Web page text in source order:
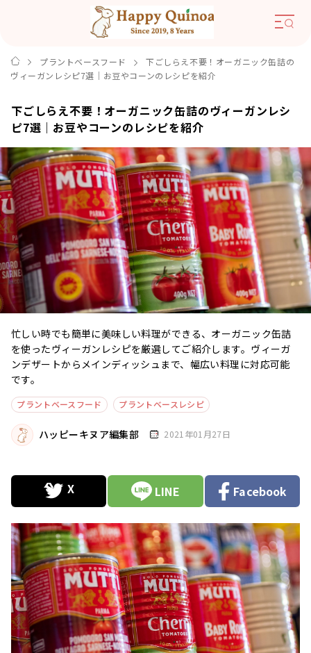
プラントベースフード
下ごしらえ不要！オーガニック缶詰の
ヴィーガンレシピ7選｜お豆やコーンのレシピを紹介
下ごしらえ不要！オーガニック缶詰のヴィーガンレシ
ピ7選｜お豆やコーンのレシピを紹介
忙しい時でも簡単に美味しい料理ができる、オーガニック缶詰
を使ったヴィーガンレシピを厳選してご紹介します。ヴィーガ
ンデザートからメインディッシュまで、幅広い料理に対応可能
です。
プラントベースフード プラントベースレシピ
ハッピーキヌア編集部 2021年01月27日
LINE Facebook